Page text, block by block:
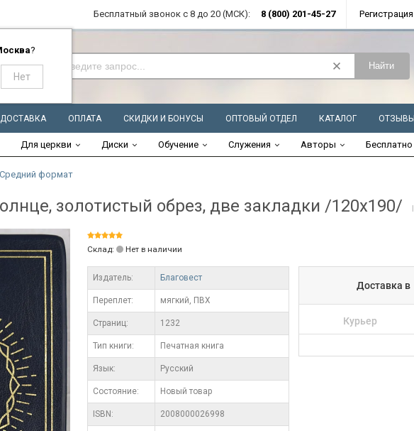
?
Бесплатный звонок с 8 до 20 (МСК): 8 (800) 201-45-27 Регистрация
Найти
ДОСТАВКА ОПЛАТА СКИДКИ И БОНУСЫ ОПТОВЫЙ ОТДЕЛ КАТАЛОГ ОТЗЫВЫ
Для церкви Диски Обучение Служения Авторы Бесплатно
Средний формат
золотистый обрез, две закладки /120х190/
Склад: Нет в наличии
Издатель: Благовест
Переплет: мягкий, ПВХ
Cтраниц: 1232
Тип книги: Печатная книга
Язык: Русский
Состояние: Новый товар
ISBN: 2008000026998
Доставка в
Курьер